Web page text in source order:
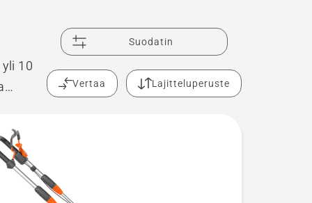
10
Suodatin
Vertaa Lajitteluperuste